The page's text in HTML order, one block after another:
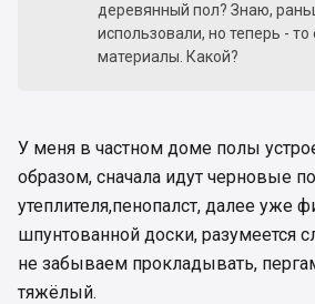
деревянный пол? Знаю,
использовали, но теперь -
материалы. Какой?
У меня в частном доме полы
образом, сначала идут черновые
утеплителя,пенопалст, далее уже
шпунтованной доски, разумеется
не забываем прокладывать,
тяжёлый.